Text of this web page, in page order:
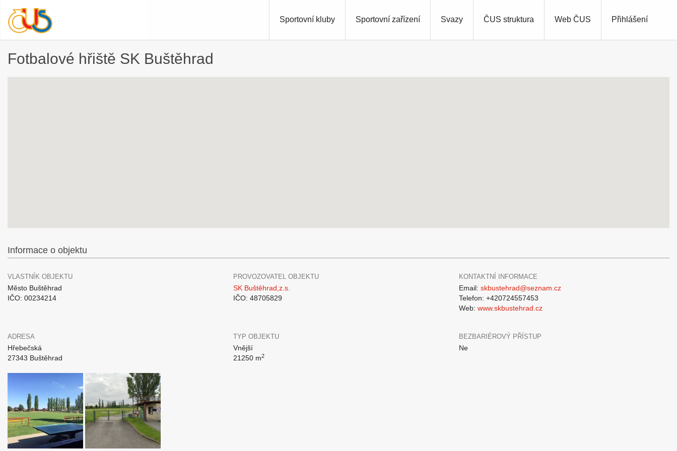
Přihlášení
Sportovní kluby Sportovní zařízení Svazy ČUS struktura Web ČUS
Fotbalové hřiště SK Buštěhrad
Informace o objektu
VLASTNÍK OBJEKTU
Město Buštěhrad
IČO: 00234214
PROVOZOVATEL OBJEKTU
SK Buštěhrad,z.s.
IČO: 48705829
KONTAKTNÍ INFORMACE
Email: skbustehrad@seznam.cz
Telefon: +420724557453
Web: www.skbustehrad.cz
ADRESA
Hřebečská
27343 Buštěhrad
TYP OBJEKTU
Vnější
21250 m2
BEZBARIÉROVÝ PŘÍSTUP
Ne